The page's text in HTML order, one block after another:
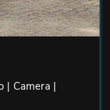
| Camera |